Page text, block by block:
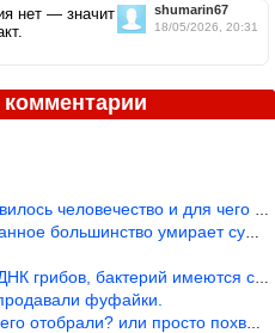
shumarin67
18/05/2026, 20:31
нет — значит
человечество и для чего оно сущ
умирает существенно ча
бактерий имеются сведения из
фуфайки.
или просто похвастались.